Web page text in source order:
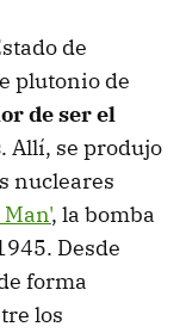
de
plutonio de
de ser el
. Allí, se produjo
nucleares
, la bomba
Desde
forma
los